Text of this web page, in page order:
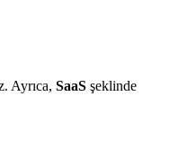
Ayrıca, SaaS şeklinde